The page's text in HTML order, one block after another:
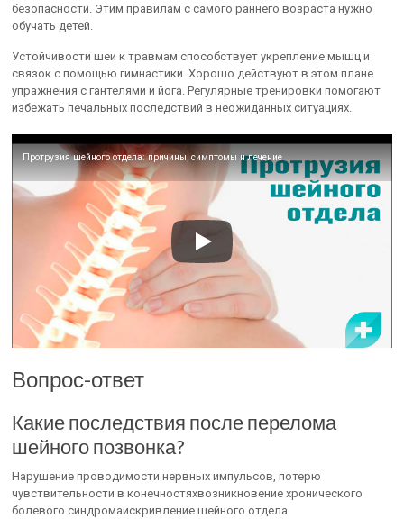
безопасности. Этим правилам с самого раннего возраста нужно
обучать детей.
Устойчивости шеи к травмам способствует укрепление мышц и
связок с помощью гимнастики. Хорошо действуют в этом плане
упражнения с гантелями и йога. Регулярные тренировки помогают
избежать печальных последствий в неожиданных ситуациях.
Протрузия шейного отдела: причины, симптомы и лечение
Вопрос-ответ
Какие последствия после перелома
шейного позвонка?
Нарушение проводимости нервных импульсов, потерю
чувствительности в конечностяхвозникновение хронического
болевого синдромаискривление шейного отдела